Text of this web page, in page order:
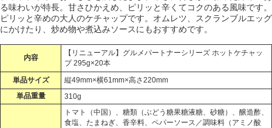
る味わいが特長。甘さひかえめ、ピリッと辛くてコクのある風味です。
ピリッと辛めの大人のケチャップです。オムレツ、スクランブルエッグ
にかけたり、炒め物や煮込みソースにもおすすめです。
内容
【リニューアル】グルメパートナーシリーズ ホットケチャッ
プ 295g×20本
単品サイズ
縦49mm×横61mm×高さ220mm
単品重量
310g
トマト（中国）、糖類（ぶどう糖果糖液糖、砂糖）、醸造酢、
食塩、たまねぎ、香辛料、ペパーソース／調味料（アミノ酸